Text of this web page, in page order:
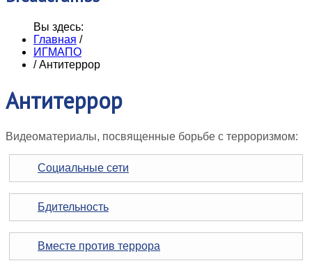
Вы здесь:
Главная /
ИГМАПО
/ Антитеррор
Антитеррор
Видеоматериалы, посвященные борьбе с терроризмом:
Социальные сети
Бдительность
Вместе против террора